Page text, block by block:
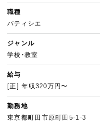
職種
パティシエ
ジャンル
学校・教室
給与
[正] 年収320万円〜
勤務地
東京都町田市原町田5-1-3